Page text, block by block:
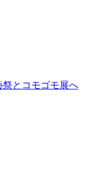
祭とコモゴモ展へ